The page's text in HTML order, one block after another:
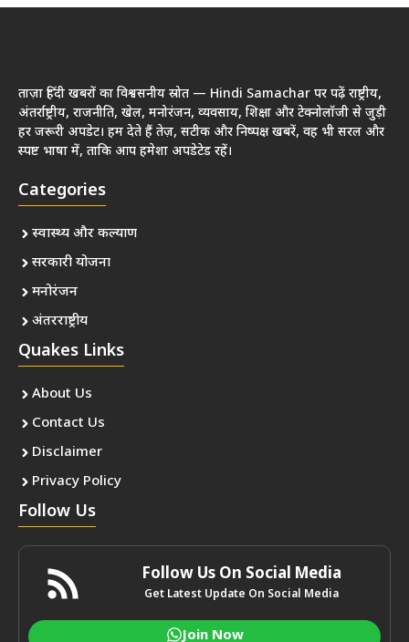
ताज़ा हिंदी खबरों का विश्वसनीय स्रोत — Hindi Samachar पर पढ़ें राष्ट्रीय,
अंतर्राष्ट्रीय, राजनीति, खेल, मनोरंजन, व्यवसाय, शिक्षा और टेक्नोलॉजी से जुड़ी
हर जरूरी अपडेट। हम देते हैं तेज़, सटीक और निष्पक्ष खबरें, वह भी सरल और
स्पष्ट भाषा में, ताकि आप हमेशा अपडेटेड रहें।
Categories
स्वास्थ्य और कल्याण
सरकारी योजना
मनोरंजन
अंतरराष्ट्रीय
Quakes Links
About Us
Contact Us
Disclaimer
Privacy Policy
Follow Us
Follow Us On Social Media
Get Latest Update On Social Media
Join Now